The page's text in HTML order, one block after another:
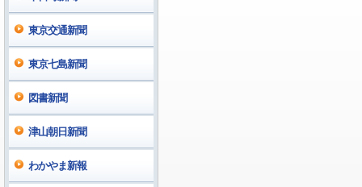
東京交通新聞
東京七島新聞
図書新聞
津山朝日新聞
わかやま新報